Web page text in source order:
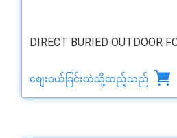
DIRECT BURIED OUTDOOR
စျေးဝယ်ခြင်းထဲသို့ထည့်သည်